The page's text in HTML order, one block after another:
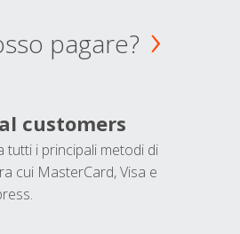
pagare?
customers
tutti i principali metodi di
cui MasterCard, Visa e